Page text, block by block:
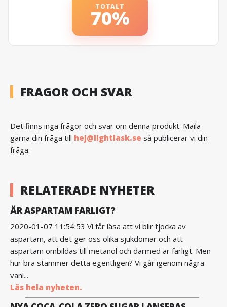
TOTALT
70%
FRAGOR OCH SVAR
Det finns inga frågor och svar om denna produkt. Maila
gärna din fråga till hej@lightlask.se så publicerar vi din
fråga.
RELATERADE NYHETER
ÄR ASPARTAM FARLIGT?
2020-01-07 11:54:53 Vi får läsa att vi blir tjocka av
aspartam, att det ger oss olika sjukdomar och att
aspartam ombildas till metanol och därmed är farligt. Men
hur bra stämmer detta egentligen? Vi går igenom några
vanl...
Läs hela nyheten.